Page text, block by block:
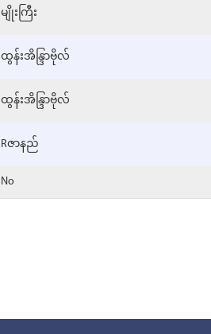
မျိုးကြီး
ထွန်းအိန္ဒြာဗိုလ်
ထွန်းအိန္ဒြာဗိုလ်
Rဇာနည်
No